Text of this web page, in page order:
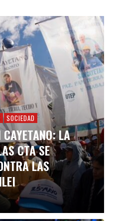
SOCIEDAD
LA
CTA SE
LAS